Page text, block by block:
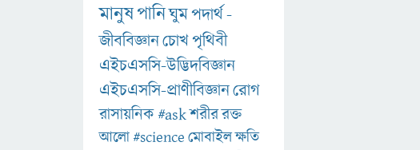
মানুষপানিঘুমপদার্থ-
জীববিজ্ঞানচোখপৃথিবী
এইচএসসি-উদ্ভিদবিজ্ঞান
এইচএসসি-প্রাণীবিজ্ঞানরোগ
রাসায়নিক#askশরীররক্ত
আলো#scienceমোবাইলক্ষতি